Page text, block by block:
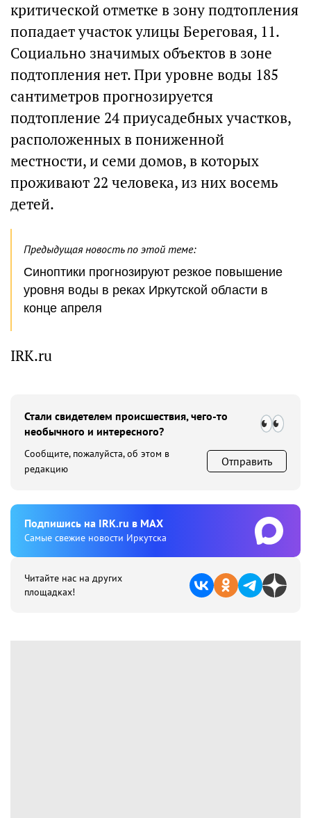
критической отметке в зону подтопления
попадает участок улицы Береговая, 11.
Социально значимых объектов в зоне
подтопления нет. При уровне воды 185
сантиметров прогнозируется
подтопление 24 приусадебных участков,
расположенных в пониженной
местности, и семи домов, в которых
проживают 22 человека, из них восемь
детей.
Предыдущая новость по этой теме:
Синоптики прогнозируют резкое повышение
уровня воды в реках Иркутской области в
конце апреля
IRK.ru
Стали свидетелем происшествия, чего-то
необычного и интересного?
Сообщите, пожалуйста, об этом в
редакцию
Отправить
Подпишиcь на IRK.ru в MAX
Cамые свежие новости Иркутска
Читайте нас на других
площадках!